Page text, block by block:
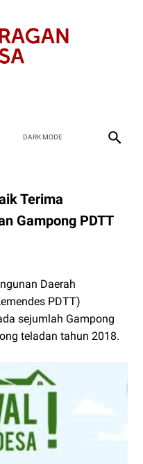
Terima
Gampong PDTT
Daerah
PDTT)
sejumlah Gampong
teladan tahun 2018.